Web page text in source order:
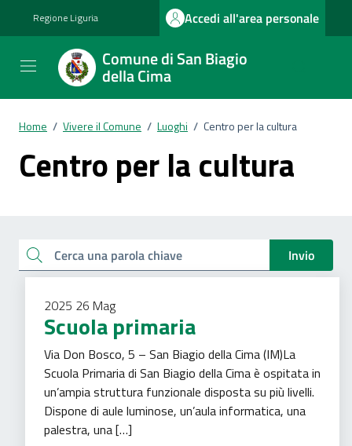
Regione Liguria Accedi all'area personale
Comune di San Biagio
della Cima
Home / Vivere il Comune / Luoghi / Centro per la cultura
Centro per la cultura
Esplora tutti i documenti
Cerca una parola chiave Invio
2025 26 Mag
Scuola primaria
Via Don Bosco, 5 – San Biagio della Cima (IM)La
Scuola Primaria di San Biagio della Cima è ospitata in
un’ampia struttura funzionale disposta su più livelli.
Dispone di aule luminose, un’aula informatica, una
palestra, una […]